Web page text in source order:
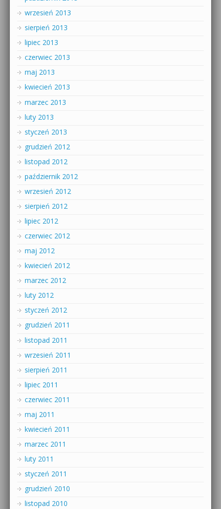
wrzesień 2013
sierpień 2013
lipiec 2013
czerwiec 2013
maj 2013
kwiecień 2013
marzec 2013
luty 2013
styczeń 2013
grudzień 2012
listopad 2012
październik 2012
wrzesień 2012
sierpień 2012
lipiec 2012
czerwiec 2012
maj 2012
kwiecień 2012
marzec 2012
luty 2012
styczeń 2012
grudzień 2011
listopad 2011
wrzesień 2011
sierpień 2011
lipiec 2011
czerwiec 2011
maj 2011
kwiecień 2011
marzec 2011
luty 2011
styczeń 2011
grudzień 2010
listopad 2010